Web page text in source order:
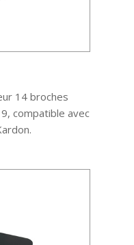
14 broches
compatible avec